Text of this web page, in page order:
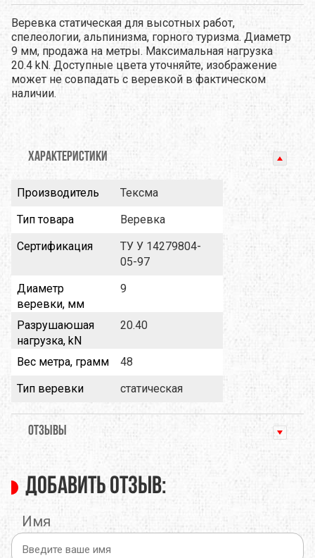
Веревка статическая для высотных работ,
спелеологии, альпинизма, горного туризма. Диаметр
9 мм, продажа на метры. Максимальная нагрузка
20.4 kN. Доступные цвета уточняйте, изображение
может не совпадать с веревкой в фактическом
наличии.
ХАРАКТЕРИСТИКИ
Производитель
Тексма
Тип товара
Веревка
Сертификация
ТУ У 14279804-
05-97
Диаметр
веревки, мм
9
Разрушаюшая
нагрузка, kN
20.40
Вес метра, грамм
48
Тип веревки
статическая
ОТЗЫВЫ
Добавить отзыв:
Имя